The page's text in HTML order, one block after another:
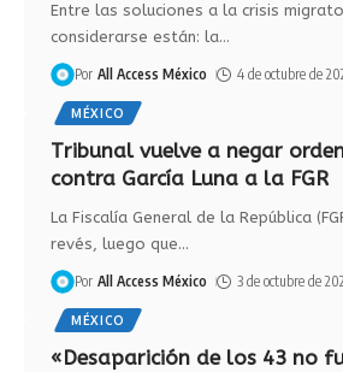
Entre las soluciones a la crisis
considerarse están: la…
Por All Access México 4 de octubre de
MÉXICO
Tribunal vuelve a negar
contra García Luna a la FGR
La Fiscalía General de la República
revés, luego que…
Por All Access México 3 de octubre de
MÉXICO
«Desaparición de los 43 no